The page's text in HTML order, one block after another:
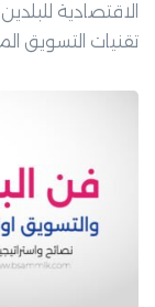
الاقتصادية
تقنيات التسويق